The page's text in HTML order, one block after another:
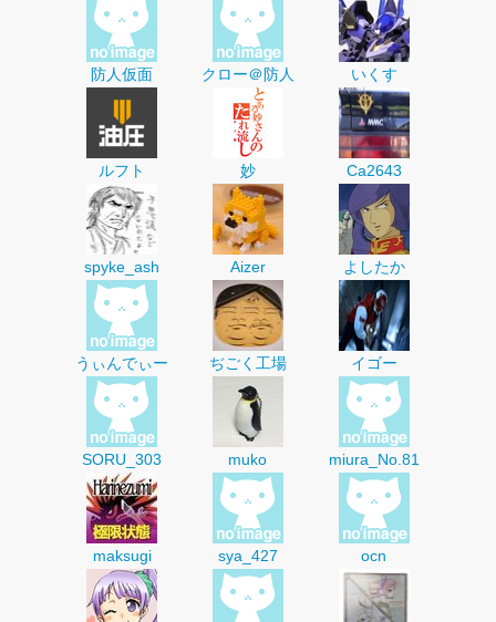
防人仮面 クロー＠防人 いくす
ルフト 妙 Ca2643
spyke_ash Aizer よしたか
うぃんでぃー ぢごく工場 イゴー
SORU_303 muko miura_No.81
maksugi sya_427 ocn